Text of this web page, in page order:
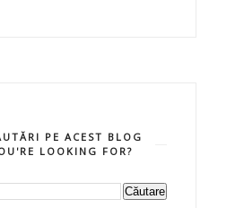
PE ACEST BLOG
LOOKING FOR?